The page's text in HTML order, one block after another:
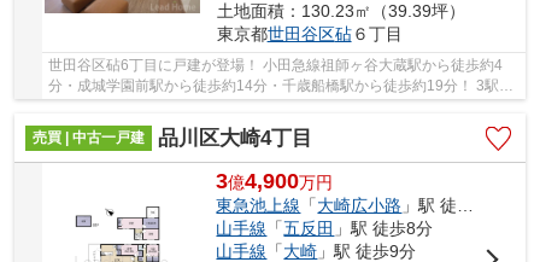
土地面積：130.23㎡（39.39坪）
東京都世田谷区砧６丁目
世田谷区砧6丁目に戸建が登場！ 小田急線祖師ヶ谷大蔵駅から徒歩約4
分・成城学園前駅から徒歩約14分・千歳船橋駅から徒歩約19分！ 3駅利
売買 | 中古一戸建
品川区大崎4丁目
3億4,900万円
東急池上線 「大崎広小路 」駅 徒歩3分
山手線 「五反田 」駅 徒歩8分
山手線 「大崎 」駅 徒歩9分